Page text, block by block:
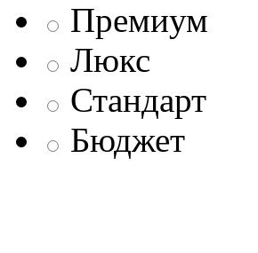
Премиум
Люкс
Стандарт
Бюджет